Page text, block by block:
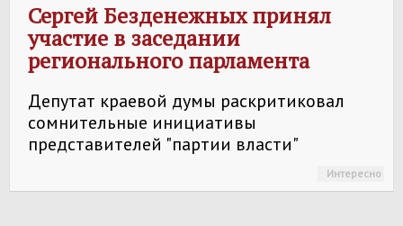
Сергей Безденежных принял
участие в заседании
регионального парламента
Депутат краевой думы раскритиковал
сомнительные инициативы
представителей "партии власти"
Интересно